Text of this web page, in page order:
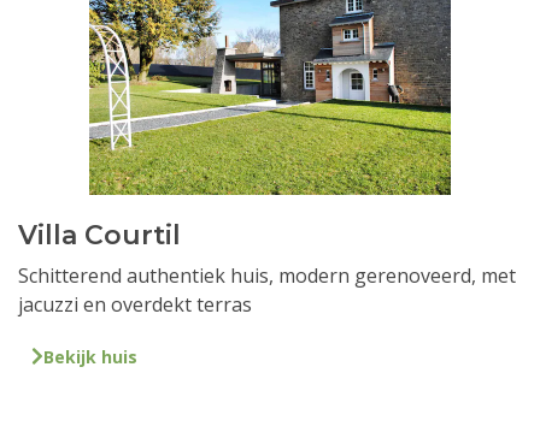
Villa Courtil
Schitterend authentiek huis, modern gerenoveerd, met
jacuzzi en overdekt terras
Bekijk huis